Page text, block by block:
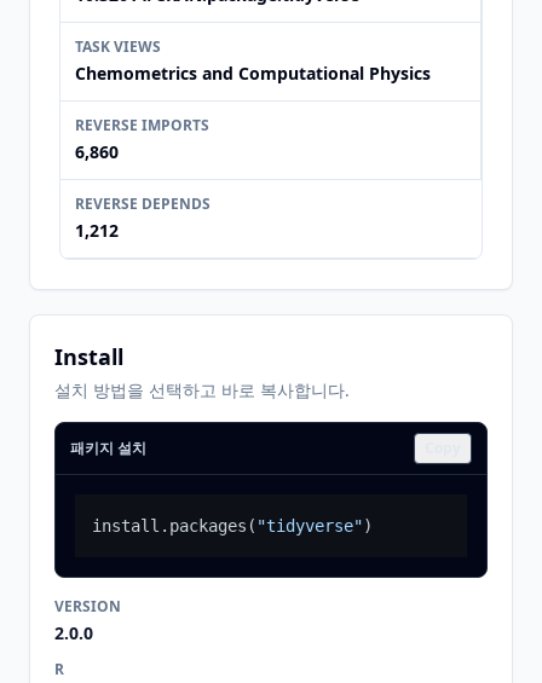
TASK VIEWS
Chemometrics and Computational Physics
REVERSE IMPORTS
6,860
REVERSE DEPENDS
1,212
Install
설치 방법을 선택하고 바로 복사합니다.
패키지 설치
install.packages ( "tidyverse")
VERSION
2.0.0
R